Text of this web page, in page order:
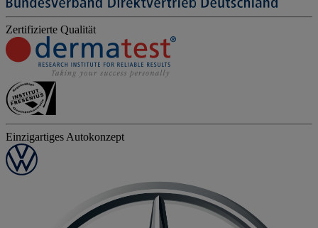
Zertifizierte Qualität
Einzigartiges Autokonzept